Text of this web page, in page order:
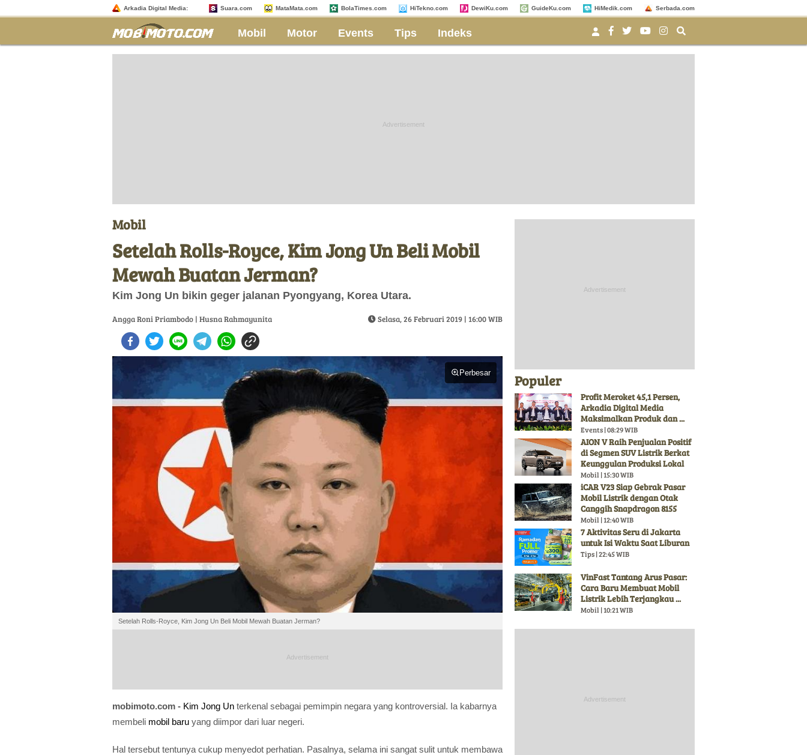
Arkadia Digital Media: Suara.com MataMata.com BolaTimes.com HiTekno.com DewiKu.com GuideKu.com HiMedik.com Serbada.com
Mobil Motor Events Tips Indeks
Mobil
Setelah Rolls-Royce, Kim Jong Un Beli Mobil
Mewah Buatan Jerman?
Kim Jong Un bikin geger jalanan Pyongyang, Korea Utara.
Angga Roni Priambodo | Husna Rahmayunita Selasa, 26 Februari 2019 | 16:00 WIB
Perbesar
Setelah Rolls-Royce, Kim Jong Un Beli Mobil Mewah Buatan Jerman?
mobimoto.com - Kim Jong Un terkenal sebagai pemimpin negara yang kontroversial. Ia kabarnya
membeli mobil baru yang diimpor dari luar negeri.
Hal tersebut tentunya cukup menyedot perhatian. Pasalnya, selama ini sangat sulit untuk membawa
Populer
Profit Meroket 45,1 Persen,
Arkadia Digital Media
Maksimalkan Produk dan ...
Events | 08:29 WIB
AION V Raih Penjualan Positif
di Segmen SUV Listrik Berkat
Keunggulan Produksi Lokal
Mobil | 15:30 WIB
iCAR V23 Siap Gebrak Pasar
Mobil Listrik dengan Otak
Canggih Snapdragon 8155
Mobil | 12:40 WIB
7 Aktivitas Seru di Jakarta
untuk Isi Waktu Saat Liburan
Tips | 22:45 WIB
VinFast Tantang Arus Pasar:
Cara Baru Membuat Mobil
Listrik Lebih Terjangkau ...
Mobil | 10:21 WIB